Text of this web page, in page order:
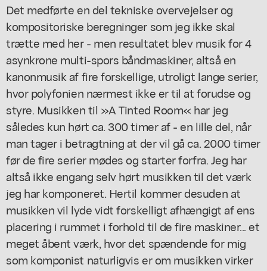
Det medførte en del tekniske overvejelser og
kompositoriske beregninger som jeg ikke skal
trætte med her - men resultatet blev musik for 4
asynkrone multi-spors båndmaskiner, altså en
kanonmusik af fire forskellige, utroligt lange serier,
hvor polyfonien nærmest ikke er til at forudse og
styre. Musikken til »A Tinted Room« har jeg
således kun hørt ca. 300 timer af - en lille del, når
man tager i betragtning at der vil gå ca. 2000 timer
før de fire serier mødes og starter forfra. Jeg har
altså ikke engang selv hørt musikken til det værk
jeg har komponeret. Hertil kommer desuden at
musikken vil lyde vidt forskelligt afhængigt af ens
placering i rummet i forhold til de fire maskiner... et
meget åbent værk, hvor det spændende for mig
som komponist naturligvis er om musikken virker